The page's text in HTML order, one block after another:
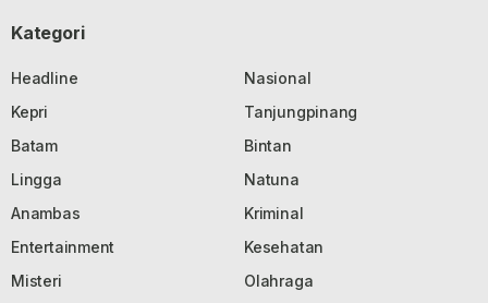
Kategori
Headline
Nasional
Kepri
Tanjungpinang
Batam
Bintan
Lingga
Natuna
Anambas
Kriminal
Entertainment
Kesehatan
Misteri
Olahraga